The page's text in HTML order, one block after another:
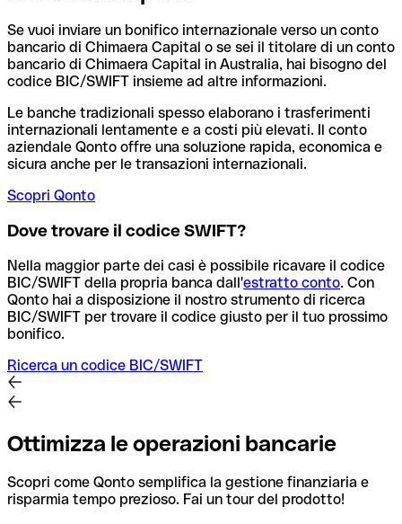
Se vuoi inviare un bonifico internazionale verso un conto
bancario di Chimaera Capital o se sei il titolare di un conto
bancario di Chimaera Capital in Australia, hai bisogno del
codice BIC/SWIFT insieme ad altre informazioni.
Le banche tradizionali spesso elaborano i trasferimenti
internazionali lentamente e a costi più elevati. Il conto
aziendale Qonto offre una soluzione rapida, economica e
sicura anche per le transazioni internazionali.
Scopri Qonto
Dove trovare il codice SWIFT?
Nella maggior parte dei casi è possibile ricavare il codice
BIC/SWIFT della propria banca dall'estratto conto. Con
Qonto hai a disposizione il nostro strumento di ricerca
BIC/SWIFT per trovare il codice giusto per il tuo prossimo
bonifico.
Ricerca un codice BIC/SWIFT
Ottimizza le operazioni bancarie
Scopri come Qonto semplifica la gestione finanziaria e
risparmia tempo prezioso. Fai un tour del prodotto!